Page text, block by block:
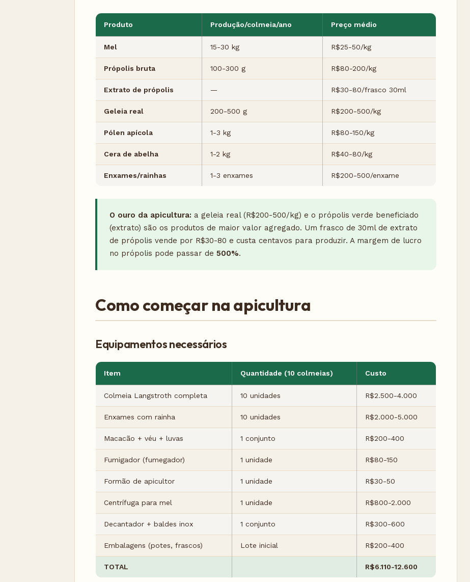
Produto Produção/colmeia/ano Preço médio
Mel 15-30 kg R$25-50/kg
Própolis bruta 100-300 g R$80-200/kg
Extrato de própolis — R$30-80/frasco 30ml
Geleia real 200-500 g R$200-500/kg
Pólen apícola 1-3 kg R$80-150/kg
Cera de abelha 1-2 kg R$40-80/kg
Enxames/rainhas 1-3 enxames R$200-500/enxame
O ouro da apicultura: a geleia real (R$200-500/kg) e o própolis verde beneficiado
(extrato) são os produtos de maior valor agregado. Um frasco de 30ml de extrato
de própolis vende por R$30-80 e custa centavos para produzir. A margem de lucro
no própolis pode passar de 500%.
Como começar na apicultura
Equipamentos necessários
Item Quantidade (10 colmeias) Custo
Colmeia Langstroth completa 10 unidades R$2.500-4.000
Enxames com rainha 10 unidades R$2.000-5.000
Macacão + véu + luvas 1 conjunto R$200-400
Fumigador (fumegador) 1 unidade R$80-150
Formão de apicultor 1 unidade R$30-50
Centrífuga para mel 1 unidade R$800-2.000
Decantador + baldes inox 1 conjunto R$300-600
Embalagens (potes, frascos) Lote inicial R$200-400
TOTAL R$6.110-12.600